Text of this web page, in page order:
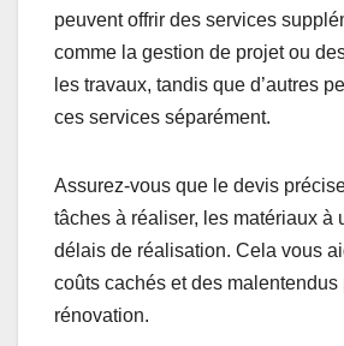
peuvent offrir des services
comme la gestion de projet ou
les travaux, tandis que d’autres
ces services séparément.
Assurez-vous que le devis
tâches à réaliser, les matériaux à
délais de réalisation. Cela vous
coûts cachés et des malentendus
rénovation.